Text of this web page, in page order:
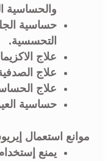
والحساسية
حساسية
التحسسية.
علاج
علاج
علاج
حساسية
موانع استعمال
يمنع